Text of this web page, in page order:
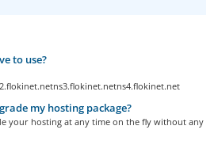
to use?
my hosting package?
your hosting at any time on the fly without any